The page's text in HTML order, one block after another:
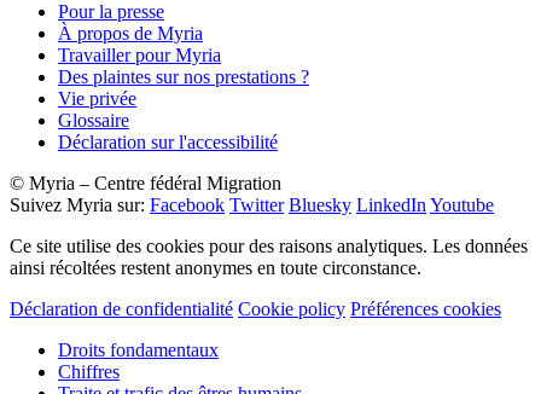
Pour la presse
À propos de Myria
Travailler pour Myria
Des plaintes sur nos prestations ?
Vie privée
Glossaire
Déclaration sur l'accessibilité
© Myria – Centre fédéral Migration
Suivez Myria sur: Facebook Twitter Bluesky LinkedIn Youtube
Ce site utilise des cookies pour des raisons analytiques. Les données
ainsi récoltées restent anonymes en toute circonstance.
Déclaration de confidentialité Cookie policy Préférences cookies
Droits fondamentaux
Chiffres